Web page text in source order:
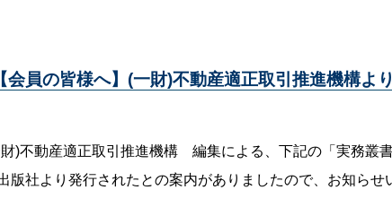
【会員の皆様へ】(一財)不動産適正取引推進機構よ
)不動産適正取引推進機構 編集による、下記の「実務叢
版社より発行されたとの案内がありましたので、お知らせ